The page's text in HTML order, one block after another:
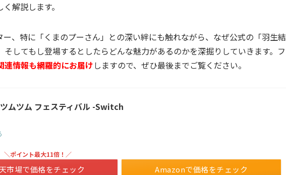
く解説します。
、特に「くまのプーさん」との深い絆にも触れながら、なぜ公式の「羽生結
してもし登場するとしたらどんな魅力があるのかを深掘りしていきます。フ
連情報も網羅的にお届けしますので、ぜひ最後までご覧ください。
ムツム フェスティバル -Switch
Amazonで価格をチェック
＼ポイント最大11倍！／
市場で価格をチェック